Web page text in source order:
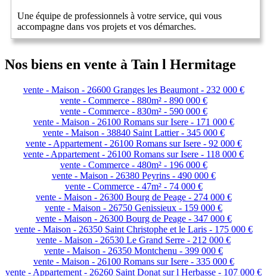
Une équipe de professionnels à votre service, qui vous
accompagne dans vos projets et vos démarches.
Nos biens en vente à Tain l Hermitage
vente - Maison - 26600 Granges les Beaumont - 232 000 €
vente - Commerce - 880m² - 890 000 €
vente - Commerce - 830m² - 590 000 €
vente - Maison - 26100 Romans sur Isere - 171 000 €
vente - Maison - 38840 Saint Lattier - 345 000 €
vente - Appartement - 26100 Romans sur Isere - 92 000 €
vente - Appartement - 26100 Romans sur Isere - 118 000 €
vente - Commerce - 480m² - 196 000 €
vente - Maison - 26380 Peyrins - 490 000 €
vente - Commerce - 47m² - 74 000 €
vente - Maison - 26300 Bourg de Peage - 274 000 €
vente - Maison - 26750 Genissieux - 159 000 €
vente - Maison - 26300 Bourg de Peage - 347 000 €
vente - Maison - 26350 Saint Christophe et le Laris - 175 000 €
vente - Maison - 26530 Le Grand Serre - 212 000 €
vente - Maison - 26350 Montchenu - 399 000 €
vente - Maison - 26100 Romans sur Isere - 335 000 €
vente - Appartement - 26260 Saint Donat sur l Herbasse - 107 000 €